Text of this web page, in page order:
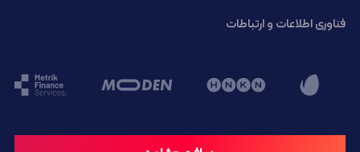
فناوری اطلاعات و ارتباطات